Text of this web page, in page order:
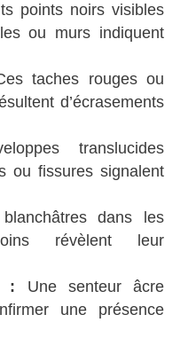
points noirs visibles
ou murs indiquent
taches rouges ou
d’écrasements
translucides
ou fissures signalent
dans les
révèlent leur
: Une senteur âcre
une présence